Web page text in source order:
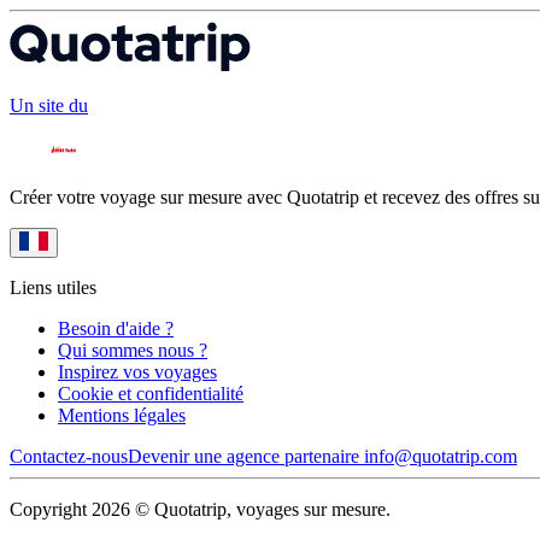
Un site du
Créer votre voyage sur mesure avec Quotatrip et recevez des offres
Liens utiles
Besoin d'aide ?
Qui sommes nous ?
Inspirez vos voyages
Cookie et confidentialité
Mentions légales
Contactez-nousDevenir une agence partenaire info@quotatrip.com
Copyright 2026 © Quotatrip, voyages sur mesure.